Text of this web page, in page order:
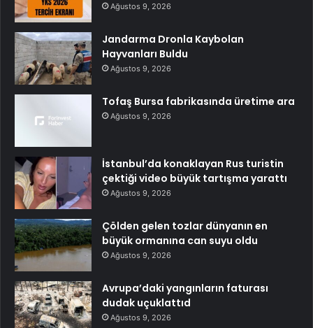
Ağustos 9, 2026
Jandarma Dronla Kaybolan
Hayvanları Buldu
Ağustos 9, 2026
Tofaş Bursa fabrikasında üretime ara
Ağustos 9, 2026
İstanbul’da konaklayan Rus turistin
çektiği video büyük tartışma yarattı
Ağustos 9, 2026
Çölden gelen tozlar dünyanın en
büyük ormanına can suyu oldu
Ağustos 9, 2026
Avrupa’daki yangınların faturası
dudak uçuklattıd
Ağustos 9, 2026